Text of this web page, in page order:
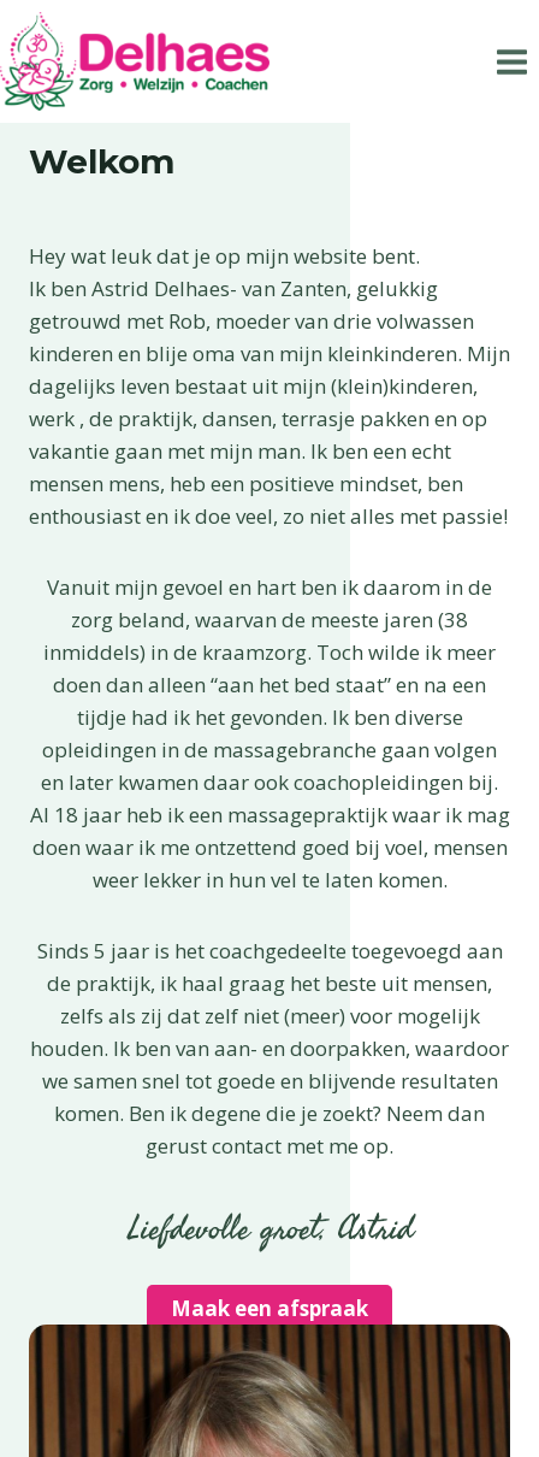
Doorgaan
naar
inhoud
Welkom
Hey wat leuk dat je op mijn website bent.
Ik ben Astrid Delhaes- van Zanten, gelukkig
getrouwd met Rob, moeder van drie volwassen
kinderen en blije oma van mijn kleinkinderen. Mijn
dagelijks leven bestaat uit mijn (klein)kinderen,
werk , de praktijk, dansen, terrasje pakken en op
vakantie gaan met mijn man. Ik ben een echt
mensen mens, heb een positieve mindset, ben
enthousiast en ik doe veel, zo niet alles met passie!
Vanuit mijn gevoel en hart ben ik daarom in de
zorg beland, waarvan de meeste jaren (38
inmiddels) in de kraamzorg. Toch wilde ik meer
doen dan alleen “aan het bed staat” en na een
tijdje had ik het gevonden. Ik ben diverse
opleidingen in de massagebranche gaan volgen
en later kwamen daar ook coachopleidingen bij.
Al 18 jaar heb ik een massagepraktijk waar ik mag
doen waar ik me ontzettend goed bij voel, mensen
weer lekker in hun vel te laten komen.
Sinds 5 jaar is het coachgedeelte toegevoegd aan
de praktijk, ik haal graag het beste uit mensen,
zelfs als zij dat zelf niet (meer) voor mogelijk
houden. Ik ben van aan- en doorpakken, waardoor
we samen snel tot goede en blijvende resultaten
komen. Ben ik degene die je zoekt? Neem dan
gerust contact met me op.
Liefdevolle groet, Astrid
Maak een afspraak